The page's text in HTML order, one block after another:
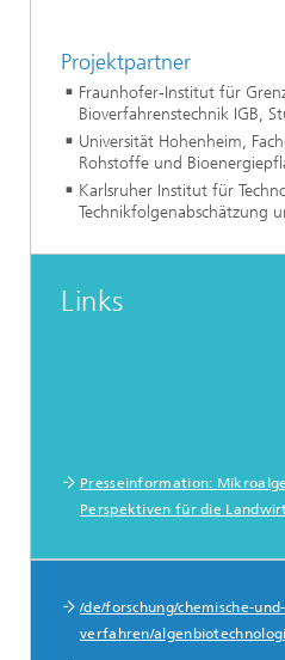
Projektpartner
Fraunhofer-Institut für
Bioverfahrenstechnik IGB,
Universität Hohenheim,
Rohstoffe und
Karlsruher Institut für
Technikfolgenabschätzung
Links
Presseinformation:
Perspektiven für die
Kompetenzen
/de/forschung/chemische-
verfahren/